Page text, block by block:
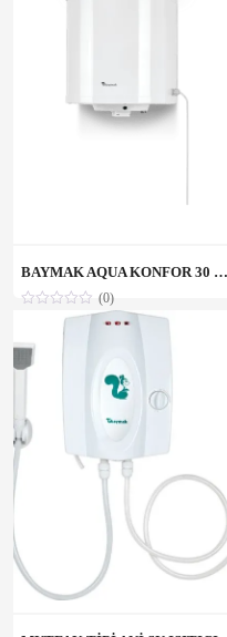
BAYMAK AQUA KONFOR 30 LT TERMOSİFON
(0)